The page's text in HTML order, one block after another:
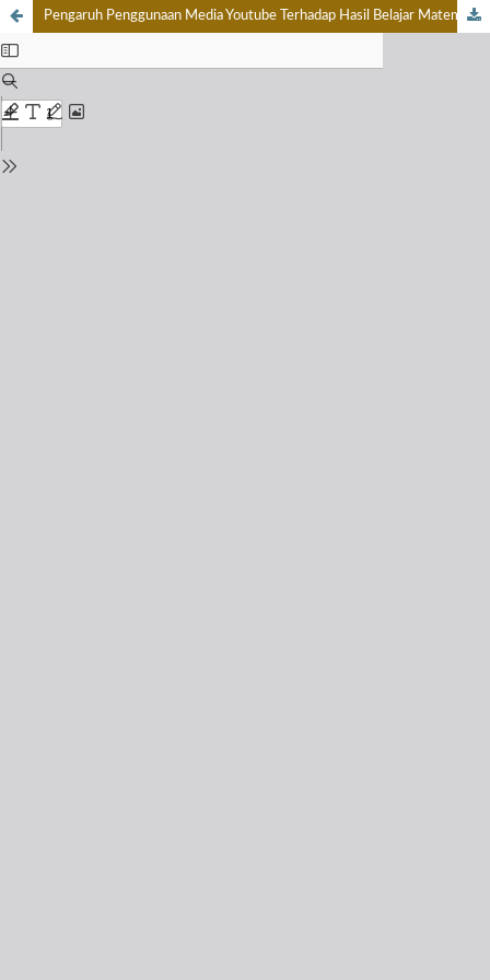
Pengaruh Penggunaan Media Youtube Terhadap Hasil Belajar Matematika Siswa Kelas III UPTD SD Negeri 124388 Pematangsiantar